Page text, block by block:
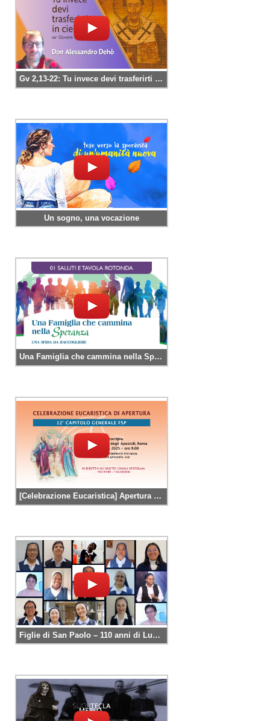
Gv 2,13-22: Tu invece devi trasferirti in cielo. (san Giovanni Crisostomo)
Un sogno, una vocazione
Una Famiglia che cammina nella Speranza • UNA SFIDA DA RACCOGLIERE – Tavola rotonda
[Celebrazione Eucaristica] Apertura del 12° Capitolo generale delle Figlie di San Paolo
Figlie di San Paolo – 110 anni di Luce, Amore e Missione